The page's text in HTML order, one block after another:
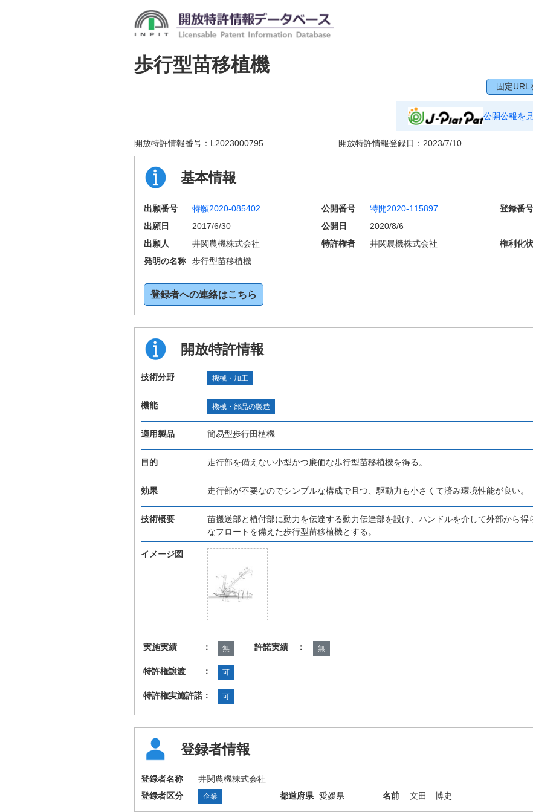
歩行型苗移植機
固定URL
公開公報を
開放特許情報番号： L2023000795 開放特許情報登録日： 2023/7/10
基本情報
出願番号 特願2020-085402 公開番号 特開2020-115897 登録番号
出願日
2017/6/30 公開日
2020/8/6
出願人
井関農機株式会社 特許権者 井関農機株式会社 権利化
発明の名称
歩行型苗移植機
登録者への連絡はこちら
開放特許情報
技術分野 機械・加工
機能 機械・部品の製造
適用製品 簡易型歩行田植機
目的 走行部を備えない小型かつ廉価な歩行型苗移植機を得る。
効果 走行部が不要なのでシンプルな構成で且つ、駆動力も小さくて済み環境性能が良い。
技術概要
苗搬送部と植付部に動力を伝達する動力伝達部を設け、ハンドルを介して外部から
なフロートを備えた歩行型苗移植機とする。
イメージ図
実施実績 ： 無 許諾実績 ： 無
特許権譲渡 ： 可
特許権実施許諾： 可
登録者情報
登録者名称
井関農機株式会社
登録者区分
企業 都道府県 愛媛県 名前 文田 博史